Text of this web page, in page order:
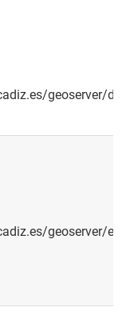
geoserver/
geoserver/